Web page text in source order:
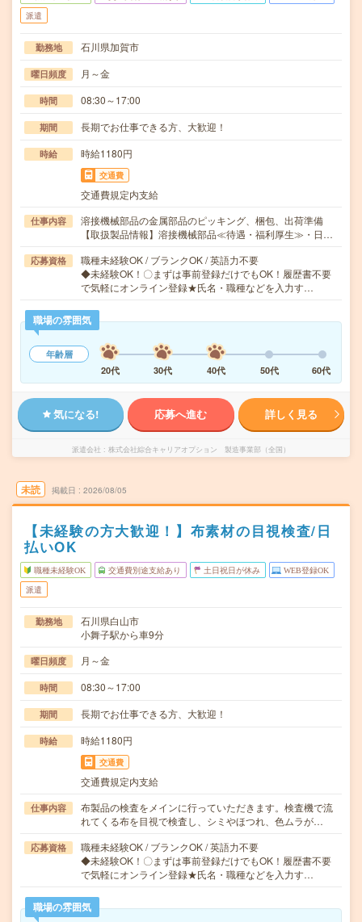
派遣
勤務地 石川県加賀市
曜日頻度 月～金
時間 08:30～17:00
期間 長期でお仕事できる方、大歓迎！
時給 時給1180円
交通費
交通費規定内支給
仕事内容
溶接機械部品の金属部品のピッキング、梱包、出荷準備
【取扱製品情報】溶接機械部品≪待遇・福利厚生≫・日…
応募資格
職種未経験OK / ブランクOK / 英語力不要
◆未経験OK！〇まずは事前登録だけでもOK！履歴書不要
で気軽にオンライン登録★氏名・職種などを入力す…
職場の雰囲気
年齢層
20代
30代 40代 50代 60代
気になる! 応募へ進む 詳しく見る
派遣会社 株式会社綜合キャリアオプション 製造事業部（全国）
未読 掲載日 2026/08/05
【未経験の方大歓迎！】布素材の目視検査/日
払いOK
職種未経験OK 交通費別途支給あり 土日祝日が休み WEB登録OK
派遣
勤務地
石川県白山市
小舞子駅から車9分
曜日頻度 月～金
時間 08:30～17:00
期間 長期でお仕事できる方、大歓迎！
時給 時給1180円
交通費
交通費規定内支給
仕事内容
布製品の検査をメインに行っていただきます。検査機で流
れてくる布を目視で検査し、シミやほつれ、色ムラが…
応募資格
職種未経験OK / ブランクOK / 英語力不要
◆未経験OK！〇まずは事前登録だけでもOK！履歴書不要
で気軽にオンライン登録★氏名・職種などを入力す…
職場の雰囲気